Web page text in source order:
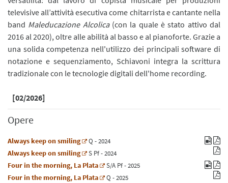
televisive all’attività esecutiva come chitarrista e cantante nella
band Maleducazione Alcolica(con la quale è stato attivo dal
2016 al 2020), oltre alle abilità al basso e al pianoforte. Grazie a
una solida competenza nell'utilizzo dei principali software di
notazione e sequenziamento, Schiavoni integra la scrittura
tradizionale con le tecnologie digitali dell'home recording.
[02/2026]
Opere
Always keep on smiling Q - 2024
Always keep on smiling S Pf- 2024
Four in the morning, La Plata S/A Pf- 2025
Four in the morning, La Plata Q - 2025